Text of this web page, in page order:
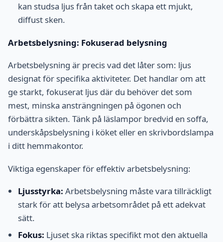
kan studsa ljus från taket och skapa ett mjukt,
diffust sken.
Arbetsbelysning: Fokuserad belysning
Arbetsbelysning är precis vad det låter som: ljus
designat för specifika aktiviteter. Det handlar om att
ge starkt, fokuserat ljus där du behöver det som
mest, minska ansträngningen på ögonen och
förbättra sikten. Tänk på läslampor bredvid en soffa,
underskåpsbelysning i köket eller en skrivbordslampa
i ditt hemmakontor.
Viktiga egenskaper för effektiv arbetsbelysning:
Ljusstyrka: Arbetsbelysning måste vara tillräckligt
stark för att belysa arbetsområdet på ett adekvat
sätt.
Fokus: Ljuset ska riktas specifikt mot den aktuella